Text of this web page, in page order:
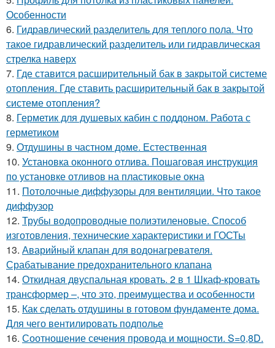
Особенности
6. Гидравлический разделитель для теплого пола. Что
такое гидравлический разделитель или гидравлическая
стрелка наверх
7. Где ставится расширительный бак в закрытой системе
отопления. Где ставить расширительный бак в закрытой
системе отопления?
8. Герметик для душевых кабин с поддоном. Работа с
герметиком
9. Отдушины в частном доме. Естественная
10. Установка оконного отлива. Пошаговая инструкция
по установке отливов на пластиковые окна
11. Потолочные диффузоры для вентиляции. Что такое
диффузор
12. Трубы водопроводные полиэтиленовые. Способ
изготовления, технические характеристики и ГОСТы
13. Аварийный клапан для водонагревателя.
Срабатывание предохранительного клапана
14. Откидная двуспальная кровать. 2 в 1 Шкаф-кровать
трансформер –, что это, преимущества и особенности
15. Как сделать отдушины в готовом фундаменте дома.
Для чего вентилировать подполье
16. Соотношение сечения провода и мощности. S=0,8D.